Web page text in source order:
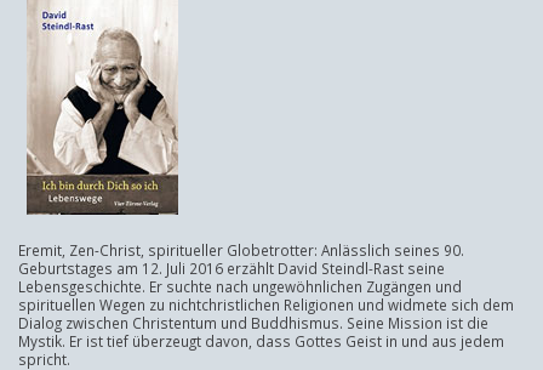
Eremit, Zen-Christ, spiritueller Globetrotter: Anlässlich seines 90.
Geburtstages am 12. Juli 2016 erzählt David Steindl-Rast seine
Lebensgeschichte. Er suchte nach ungewöhnlichen Zugängen und
spirituellen Wegen zu nichtchristlichen Religionen und widmete sich dem
Dialog zwischen Christentum und Buddhismus. Seine Mission ist die
Mystik. Er ist tief überzeugt davon, dass Gottes Geist in und aus jedem
spricht.